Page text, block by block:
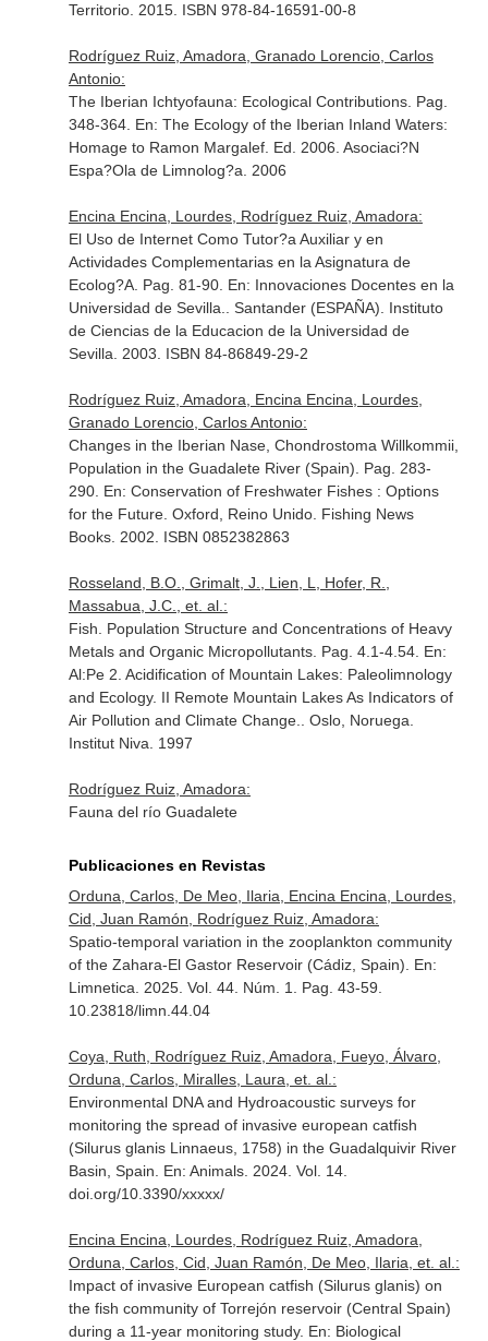
Territorio. 2015. ISBN 978-84-16591-00-8
Rodríguez Ruiz, Amadora, Granado Lorencio, Carlos
Antonio:
The Iberian Ichtyofauna: Ecological Contributions. Pag.
348-364. En: The Ecology of the Iberian Inland Waters:
Homage to Ramon Margalef. Ed. 2006. Asociaci?N
Espa?Ola de Limnolog?a. 2006
Encina Encina, Lourdes, Rodríguez Ruiz, Amadora:
El Uso de Internet Como Tutor?a Auxiliar y en
Actividades Complementarias en la Asignatura de
Ecolog?A. Pag. 81-90. En: Innovaciones Docentes en la
Universidad de Sevilla.
. Santander (ESPAÑA). Instituto
de Ciencias de la Educacion de la Universidad de
Sevilla. 2003. ISBN 84-86849-29-2
Rodríguez Ruiz, Amadora, Encina Encina, Lourdes,
Granado Lorencio, Carlos Antonio:
Changes in the Iberian Nase, Chondrostoma Willkommii,
Population in the Guadalete River (Spain). Pag. 283-
290. En: Conservation of Freshwater Fishes : Options
for the Future. Oxford, Reino Unido. Fishing News
Books. 2002. ISBN 0852382863
Rosseland, B.O., Grimalt, J., Lien, L, Hofer, R.,
Massabua, J.C., et. al.:
Fish. Population Structure and Concentrations of Heavy
Metals and Organic Micropollutants. Pag. 4.1-4.54. En:
Al:Pe 2. Acidification of Mountain Lakes: Paleolimnology
and Ecology. II Remote Mountain Lakes As Indicators of
Air Pollution and Climate Change.
. Oslo, Noruega.
Institut Niva. 1997
Rodríguez Ruiz, Amadora:
Fauna del río Guadalete
Publicaciones en Revistas
Orduna, Carlos, De Meo, Ilaria, Encina Encina, Lourdes,
Cid, Juan Ramón, Rodríguez Ruiz, Amadora:
Spatio-temporal variation in the zooplankton community
of the Zahara-El Gastor Reservoir (Cádiz, Spain). En:
Limnetica . 2025. Vol. 44. Núm. 1. Pag. 43-59.
10.23818/limn.44.04
Coya, Ruth, Rodríguez Ruiz, Amadora, Fueyo, Álvaro,
Orduna, Carlos, Miralles, Laura, et. al.:
Environmental DNA and Hydroacoustic surveys for
monitoring the spread of invasive european catfish
(Silurus glanis Linnaeus, 1758) in the Guadalquivir River
Basin, Spain. En: Animals. 2024. Vol. 14.
doi.org/10.3390/xxxxx/
Encina Encina, Lourdes, Rodríguez Ruiz, Amadora,
Orduna, Carlos, Cid, Juan Ramón, De Meo, Ilaria, et. al.:
Impact of invasive European catfish (Silurus glanis) on
the fish community of Torrejón reservoir (Central Spain)
during a 11-year monitoring study. En: Biological